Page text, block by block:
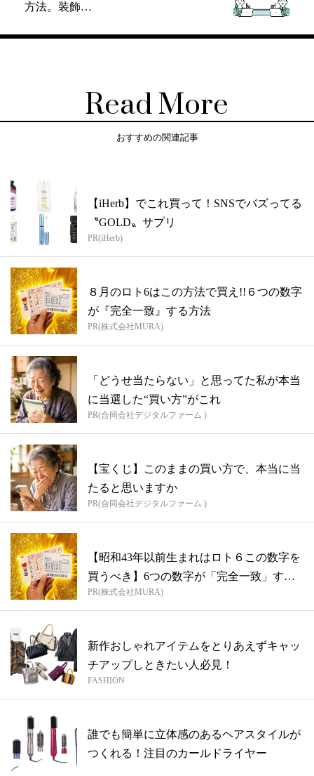
方法。装飾…
Read More
おすすめの関連記事
【iHerb】でこれ買って！SNSでバズってる
〝GOLD〟サプリ
PR(iHerb)
８月のロト6はこの方法で買え!!６つの数字
が『完全一致』する方法
PR(株式会社MURA)
「どうせ当たらない」と思ってた私が本当
に当選した“買い方”がこれ
PR(合同会社デジタルファーム )
【宝くじ】このままの買い方で、本当に当
たると思いますか
PR(合同会社デジタルファーム )
【昭和43年以前生まれはロト６この数字を
買うべき】6つの数字が「完全一致」する
方...
PR(株式会社MURA)
新作おしゃれアイテムをとりあえずキャッ
チアップしときたい人必見！
FASHION
誰でも簡単に立体感のあるヘアスタイルが
つくれる！注目のカールドライヤー